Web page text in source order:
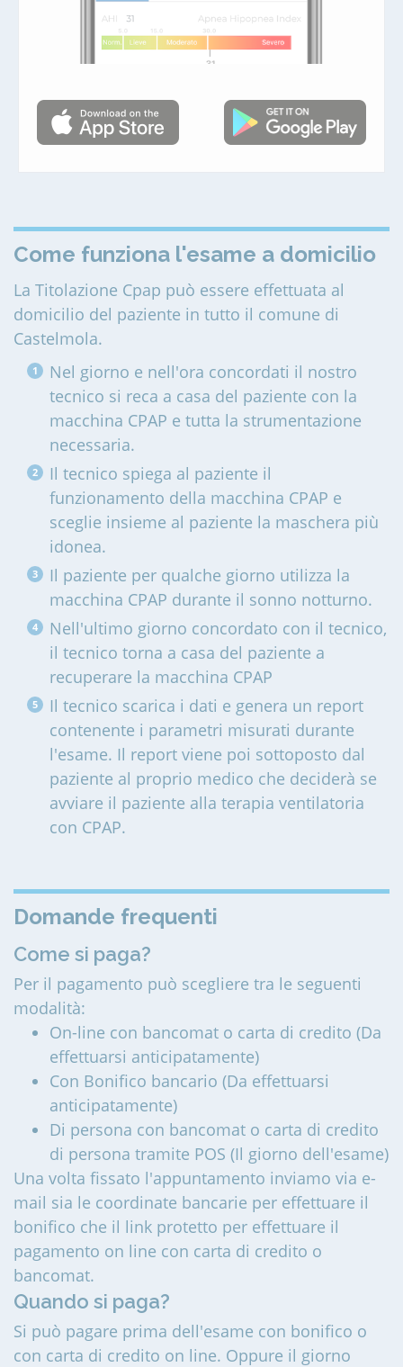
Come funziona l'esame a domicilio
La Titolazione Cpap può essere effettuata al
domicilio del paziente in tutto il comune di
Castelmola.
Nel giorno e nell'ora concordati il nostro
tecnico si reca a casa del paziente con la
macchina CPAP e tutta la strumentazione
necessaria.
Il tecnico spiega al paziente il
funzionamento della macchina CPAP e
sceglie insieme al paziente la maschera più
idonea.
Il paziente per qualche giorno utilizza la
macchina CPAP durante il sonno notturno.
Nell'ultimo giorno concordato con il tecnico,
il tecnico torna a casa del paziente a
recuperare la macchina CPAP
Il tecnico scarica i dati e genera un report
contenente i parametri misurati durante
l'esame. Il report viene poi sottoposto dal
paziente al proprio medico che deciderà se
avviare il paziente alla terapia ventilatoria
con CPAP.
Domande frequenti
Come si paga?
Per il pagamento può scegliere tra le seguenti
modalità:
On-line con bancomat o carta di credito (Da
effettuarsi anticipatamente)
Con Bonifico bancario (Da effettuarsi
anticipatamente)
Di persona con bancomat o carta di credito
di persona tramite POS (Il giorno dell'esame)
Una volta fissato l'appuntamento inviamo via e-
mail sia le coordinate bancarie per effettuare il
bonifico che il link protetto per effettuare il
pagamento on line con carta di credito o
bancomat.
Quando si paga?
Si può pagare prima dell'esame con bonifico o
con carta di credito on line. Oppure il giorno